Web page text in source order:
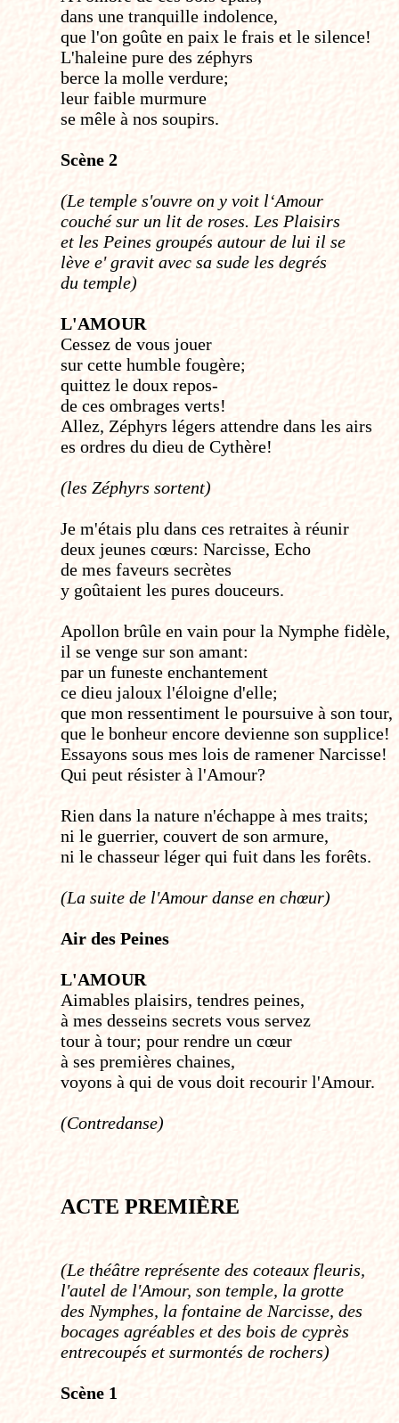
dans une tranquille indolence,
que l'on goûte en paix le frais et le silence!
L'haleine pure des zéphyrs
berce la molle verdure;
leur faible murmure
se mêle à nos soupirs.
Scène 2
(Le temple s'ouvre on y voit l‘Amour
couché sur un lit de roses. Les Plaisirs
et les Peines groupés autour de lui il se
lève e' gravit avec sa sude les degrés
du temple)
L'AMOUR
Cessez de vous jouer
sur cette humble fougère;
quittez le doux repos-
de ces ombrages verts!
Allez, Zéphyrs légers attendre dans les airs
es ordres du dieu de Cythère!
(les Zéphyrs sortent)
Je m'étais plu dans ces retraites à réunir
deux jeunes cœurs: Narcisse, Echo
de mes faveurs secrètes
y goûtaient les pures douceurs.
Apollon brûle en vain pour la Nymphe fidèle,
il se venge sur son amant:
par un funeste enchantement
ce dieu jaloux l'éloigne d'elle;
que mon ressentiment le poursuive à son tour,
que le bonheur encore devienne son supplice!
Essayons sous mes lois de ramener Narcisse!
Qui peut résister à l'Amour?
Rien dans la nature n'échappe à mes traits;
ni le guerrier, couvert de son armure,
ni le chasseur léger qui fuit dans les forêts.
(La suite de l'Amour danse en chœur)
Air des Peines
L'AMOUR
Aimables plaisirs, tendres peines,
à mes desseins secrets vous servez
tour à tour; pour rendre un cœur
à ses premières chaines,
voyons à qui de vous doit recourir l'Amour.
(Contredanse)
ACTE PREMIÈRE
(Le théâtre représente des coteaux fleuris,
l'autel de l'Amour, son temple, la grotte
des Nymphes, la fontaine de Narcisse, des
bocages agréables et des bois de cyprès
entrecoupés et surmontés de rochers)
Scène 1